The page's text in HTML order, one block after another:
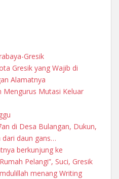
Gresik
Gresik yang Wajib di
Alamatnya
Mengurus Mutasi Keluar
di Desa Bulangan, Dukun,
dari daun gans…
berkunjung ke
Pelangi”, Suci, Gresik
menang Writing